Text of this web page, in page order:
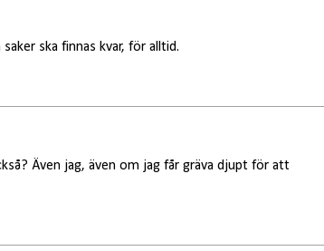
ska finnas kvar, för alltid.
Även jag, även om jag får gräva djupt för att